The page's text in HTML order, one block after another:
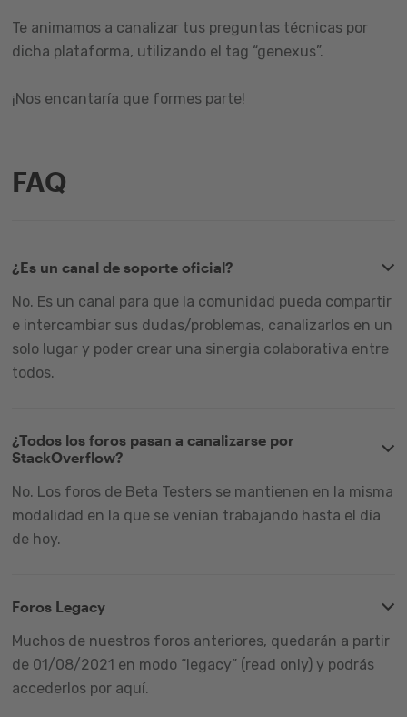
Te animamos a canalizar tus preguntas técnicas por
dicha plataforma, utilizando el tag “genexus”.
¡Nos encantaría que formes parte!
FAQ
¿Es un canal de soporte oficial?
No. Es un canal para que la comunidad pueda compartir
e intercambiar sus dudas/problemas, canalizarlos en un
solo lugar y poder crear una sinergia colaborativa entre
todos.
¿Todos los foros pasan a canalizarse por
StackOverflow?
No. Los foros de Beta Testers se mantienen en la misma
modalidad en la que se venían trabajando hasta el día
de hoy.
Foros Legacy
Muchos de nuestros foros anteriores, quedarán a partir
de 01/08/2021 en modo “legacy” (read only) y podrás
accederlos por aquí.